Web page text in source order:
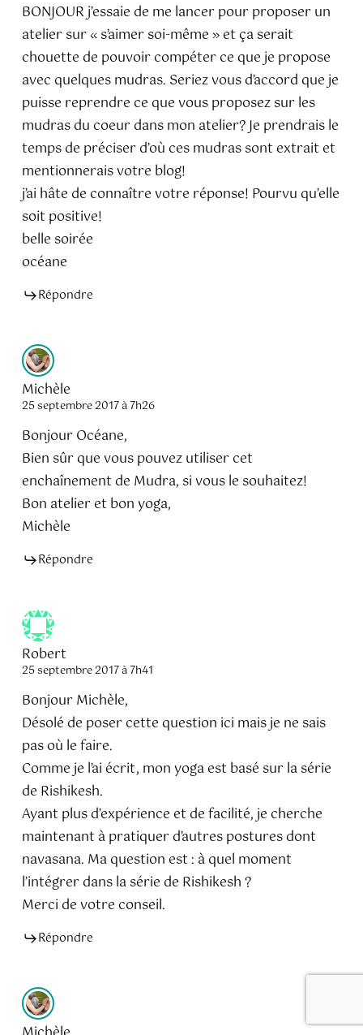
BONJOUR j’essaie de me lancer pour proposer un
atelier sur « s’aimer soi-même » et ça serait
chouette de pouvoir compéter ce que je propose
avec quelques mudras. Seriez vous d’accord que je
puisse reprendre ce que vous proposez sur les
mudras du coeur dans mon atelier? Je prendrais le
temps de préciser d’où ces mudras sont extrait et
mentionnerais votre blog!
j’ai hâte de connaître votre réponse! Pourvu qu’elle
soit positive!
belle soirée
océane
Répondre
Michèle
25 septembre 2017 à 7h26
Bonjour Océane,
Bien sûr que vous pouvez utiliser cet
enchaînement de Mudra, si vous le souhaitez!
Bon atelier et bon yoga,
Michèle
Répondre
Robert
25 septembre 2017 à 7h41
Bonjour Michèle,
Désolé de poser cette question ici mais je ne sais
pas où le faire.
Comme je l’ai écrit, mon yoga est basé sur la série
de Rishikesh.
Ayant plus d’expérience et de facilité, je cherche
maintenant à pratiquer d’autres postures dont
navasana. Ma question est : à quel moment
l’intégrer dans la série de Rishikesh ?
Merci de votre conseil.
Répondre